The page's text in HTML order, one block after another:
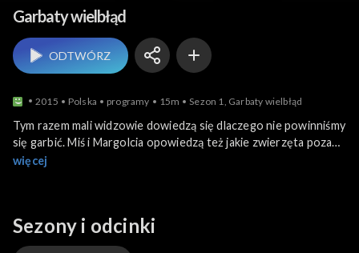
Garbaty wielbłąd
ODTWÓRZ
2015 Polska programy 15m Sezon 1, Garbaty wielbłąd
Tym razem mali widzowie dowiedzą się dlaczego nie powinniśmy
się garbić. Miś i Margolcia opowiedzą też jakie zwierzęta poza
tytułowym wielbłądem żyją w Afryce.
więcej
Sezony i odcinki